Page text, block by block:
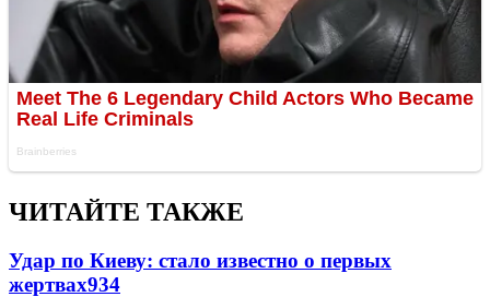
ЧИТАЙТЕ ТАКЖЕ
Удар по Киеву: стало известно о первых
жертвах934